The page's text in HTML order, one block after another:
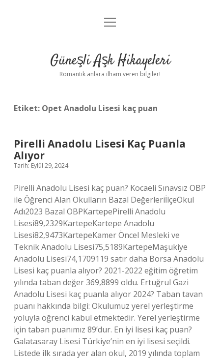
Anasayfa
Yasal Uyarı
menüyü
Güneşli Aşk Hikayeleri
Romantik anlara ilham veren bilgiler!
Etiket: Opet Anadolu Lisesi kaç puan
Pirelli Anadolu Lisesi Kaç Puanla
Alıyor
Tarih: Eylül 29, 2024
Pirelli Anadolu Lisesi kaç puan? Kocaeli Sınavsız OBP
ile Öğrenci Alan Okulların Bazal DeğerleriİlçeOkul
Adı2023 Bazal OBPKartepePirelli Anadolu
Lisesi89,2329KartepeKartepe Anadolu
Lisesi82,9473KartepeKamer Öncel Mesleki ve
Teknik Anadolu Lisesi75,5189KartepeMaşukiye
Anadolu Lisesi74,1709119 satır daha Borsa Anadolu
Lisesi kaç puanla alıyor? 2021-2022 eğitim öğretim
yılında taban değer 369,8899 oldu. Ertuğrul Gazi
Anadolu Lisesi kaç puanla alıyor 2024? Taban tavan
puanı hakkında bilgi: Okulumuz yerel yerleştirme
yoluyla öğrenci kabul etmektedir. Yerel yerleştirme
için taban puanımız 89’dur. En iyi lisesi kaç puan?
Galatasaray Lisesi Türkiye’nin en iyi lisesi seçildi.
Listede ilk sırada yer alan okul, 2019 yılında toplam